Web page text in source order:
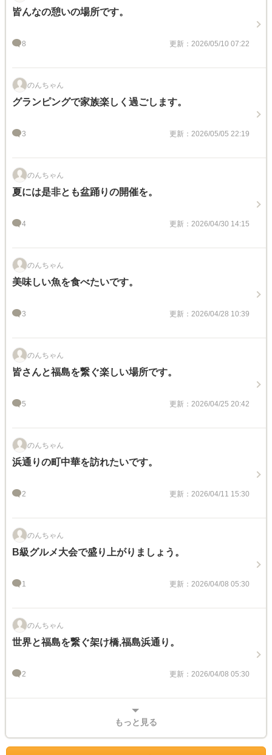
皆んなの憩いの場所です。
8 更新：2026/05/10 07:22
のんちゃん
グランピングで家族楽しく過ごします。
3 更新：2026/05/05 22:19
のんちゃん
夏には是非とも盆踊りの開催を。
4 更新：2026/04/30 14:15
のんちゃん
美味しい魚を食べたいです。
3 更新：2026/04/28 10:39
のんちゃん
皆さんと福島を繋ぐ楽しい場所です。
5 更新：2026/04/25 20:42
のんちゃん
浜通りの町中華を訪れたいです。
2 更新：2026/04/11 15:30
のんちゃん
B級グルメ大会で盛り上がりましょう。
1 更新：2026/04/08 05:30
のんちゃん
世界と福島を繋ぐ架け橋,福島浜通り。
2 更新：2026/04/08 05:30
もっと見る